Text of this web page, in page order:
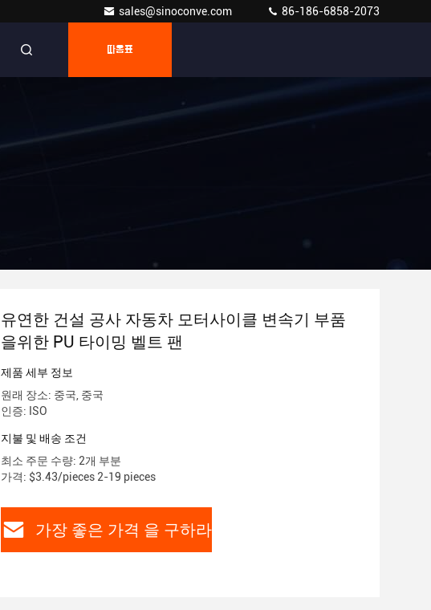
sales@sinoconve.com 86-186-6858-2073
따옴표
유연한 건설 공사 자동차 모터사이클 변속기 부품
을위한 PU 타이밍 벨트 팬
제품 세부 정보
원래 장소: 중국, 중국
인증: ISO
지불 및 배송 조건
최소 주문 수량: 2개 부분
가격: $3.43/pieces 2-19 pieces
가장 좋은 가격 을 구하라